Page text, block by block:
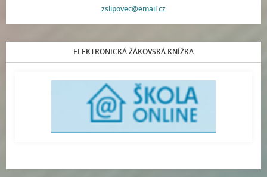
zslipovec@email.cz
ELEKTRONICKÁ ŽÁKOVSKÁ KNÍŽKA